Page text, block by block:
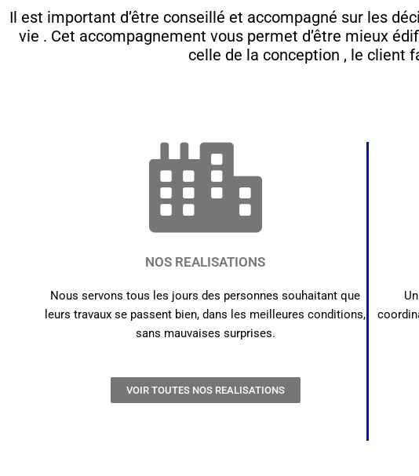
m
a
g
e
e
Il est important d’être conseillé et accompagné sur les
vie . Cet accompagnement vous permet d’être mieux
celle de la conception , le client
NOS REALISATIONS
Nous servons tous les jours des personnes souhaitant que
leurs travaux se passent bien, dans les meilleures conditions,
sans mauvaises surprises.
VOIR TOUTES NOS REALISATIONS